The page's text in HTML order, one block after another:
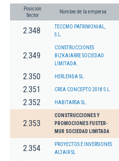
Posición
Sector
Nombre de la empresa
2.348
TECCMO PATRIMONIAL,
S.L.
2.349
CONSTRUCCIONES
BIZKAIARRE SOCIEDAD
LIMITADA.
2.350 HERLENDA SL
2.351 CREA CONCEPTO 2018 S.L.
2.352 HABITARSA SL.
2.353
CONSTRUCCIONES Y
PROMOCIONES FUSTER-
MUR SOCIEDAD LIMITADA
2.354
PROYECTOS E INVERSIONES
ALTAIR SL